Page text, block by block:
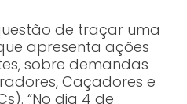
de traçar uma
apresenta ações
sobre demandas
Caçadores e
“No dia 4 de